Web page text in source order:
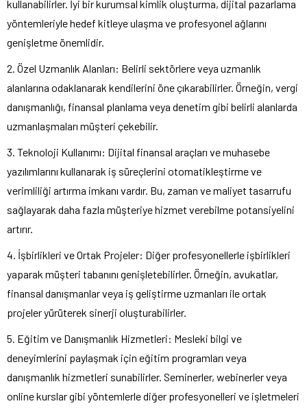
kullanabilirler. İyi bir kurumsal kimlik oluşturma, dijital pazarlama
yöntemleriyle hedef kitleye ulaşma ve profesyonel ağlarını
genişletme önemlidir.
2. Özel Uzmanlık Alanları: Belirli sektörlere veya uzmanlık
alanlarına odaklanarak kendilerini öne çıkarabilirler. Örneğin, vergi
danışmanlığı, finansal planlama veya denetim gibi belirli alanlarda
uzmanlaşmaları müşteri çekebilir.
3. Teknoloji Kullanımı: Dijital finansal araçları ve muhasebe
yazılımlarını kullanarak iş süreçlerini otomatikleştirme ve
verimliliği artırma imkanı vardır. Bu, zaman ve maliyet tasarrufu
sağlayarak daha fazla müşteriye hizmet verebilme potansiyelini
artırır.
4. İşbirlikleri ve Ortak Projeler: Diğer profesyonellerle işbirlikleri
yaparak müşteri tabanını genişletebilirler. Örneğin, avukatlar,
finansal danışmanlar veya iş geliştirme uzmanları ile ortak
projeler yürüterek sinerji oluşturabilirler.
5. Eğitim ve Danışmanlık Hizmetleri: Mesleki bilgi ve
deneyimlerini paylaşmak için eğitim programları veya
danışmanlık hizmetleri sunabilirler. Seminerler, webinerler veya
online kurslar gibi yöntemlerle diğer profesyonelleri ve işletmeleri